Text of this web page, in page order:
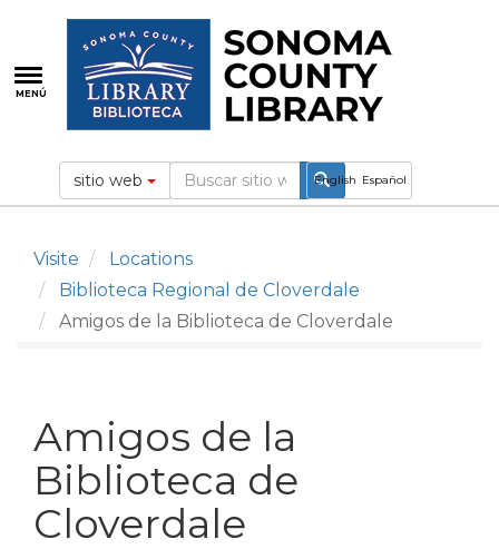
contenido
principal
MENÚ
English Español
sitio web
Visite
Locations
Biblioteca Regional de Cloverdale
Amigos de la Biblioteca de Cloverdale
Amigos de la
Biblioteca de
Cloverdale